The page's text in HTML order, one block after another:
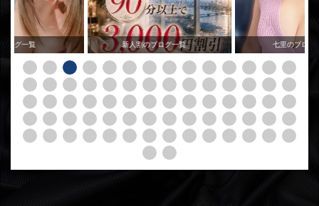
ログ一覧 新人割のブログ一覧 七里のブログ